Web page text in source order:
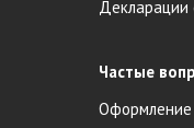
Декларации
Частые
Оформление